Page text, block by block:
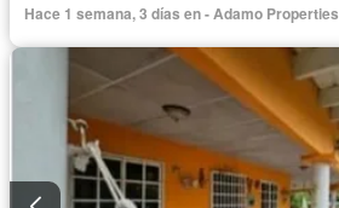
Hace 1 semana, 3 días en - Adamo Properties